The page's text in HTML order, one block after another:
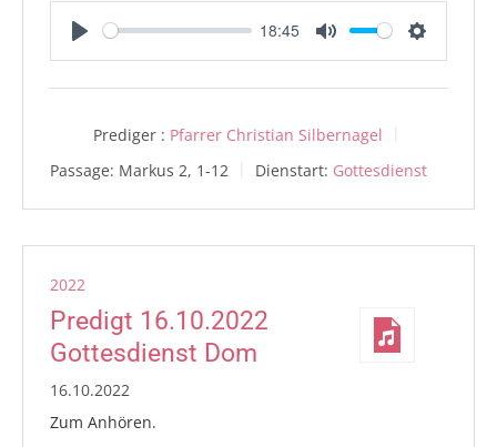
Play
18:45
Mute Settings
Prediger : Pfarrer Christian Silbernagel
Passage: Markus 2, 1-12 Dienstart: Gottesdienst
2022
Predigt 16.10.2022
Gottesdienst Dom
16.10.2022
Zum Anhören.